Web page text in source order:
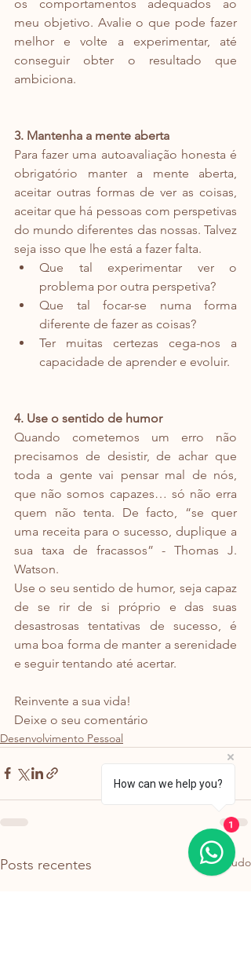
os comportamentos adequados ao
meu objetivo. Avalie o que pode fazer
melhor e volte a experimentar, até
conseguir obter o resultado que
ambiciona.
3. Mantenha a mente aberta
Para fazer uma autoavaliação honesta é
obrigatório manter a mente aberta,
aceitar outras formas de ver as coisas,
aceitar que há pessoas com perspetivas
do mundo diferentes das nossas. Talvez
seja isso que lhe está a fazer falta.
Que tal experimentar ver o
problema por outra perspetiva?
Que tal focar-se numa forma
diferente de fazer as coisas?
Ter muitas certezas cega-nos a
capacidade de aprender e evoluir.
4. Use o sentido de humor
Quando cometemos um erro não
precisamos de desistir, de achar que
toda a gente vai pensar mal de nós,
que não somos capazes… só não erra
quem não tenta. De facto, “se quer
uma receita para o sucesso, duplique a
sua taxa de fracassos” - Thomas J.
Watson.
Use o seu sentido de humor, seja capaz
de se rir de si próprio e das suas
desastrosas tentativas de sucesso, é
uma boa forma de manter a serenidade
e seguir tentando até acertar.
Reinvente a sua vida!
Deixe o seu comentário
Desenvolvimento Pessoal
Posts recentes Ver tudo
How can we help you?
1